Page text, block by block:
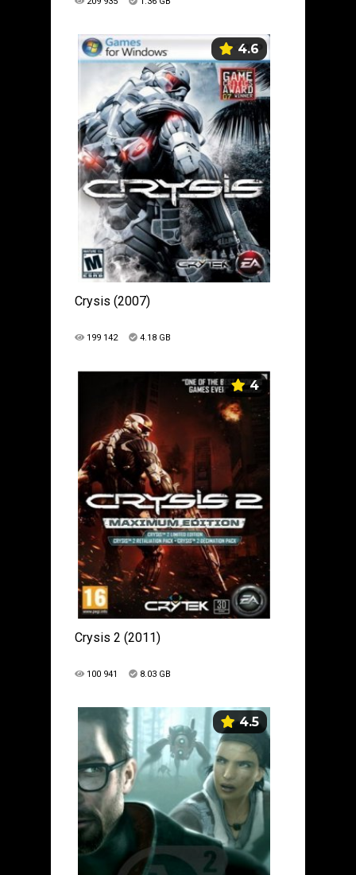
4.6
Crysis (2007)
199 142 4.18 GB
4
Crysis 2 (2011)
100 941 8.03 GB
4.5